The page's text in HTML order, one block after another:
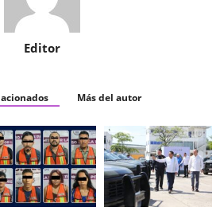
Editor
Más del autor